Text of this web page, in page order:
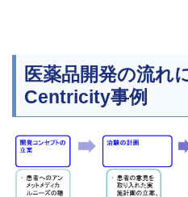
医薬品開発の流れ
Centricity事例